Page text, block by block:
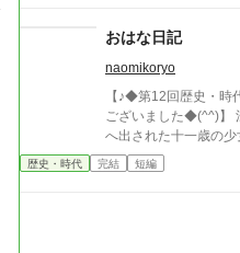
後妻が嫡男を産み、婚
事与力の御家に嫁いだ。 おのれに起こったこと
麗さっぱり水に流した
を望む町家の女房た
（三行半）をもぎ取
し）」の生業（なり
縁したはずの元夫・
おはな日記
naomikoryo
【♪◆第12回歴史・時
ございました◆(^^)】
へ出された十一歳の少女、おは
ばかりの彼女は、日
っそり紙へ書きつけていく。 けれど、お
歴史・時代 完結 短編